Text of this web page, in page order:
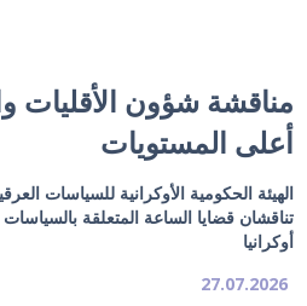
مناقشة شؤون الأقليات
أعلى المستويات
الهيئة الحكومية الأوكرانية للسياسات
تناقشان قضايا الساعة المتعلقة
أوكرانيا
27.07.2026